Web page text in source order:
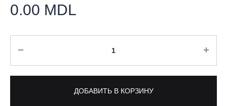
0.00 MDL
ДОБАВИТЬ В КОРЗИНУ